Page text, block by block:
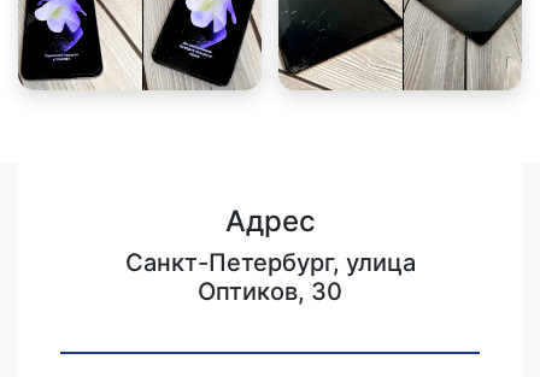
Адрес
Санкт-Петербург, улица
Оптиков, 30